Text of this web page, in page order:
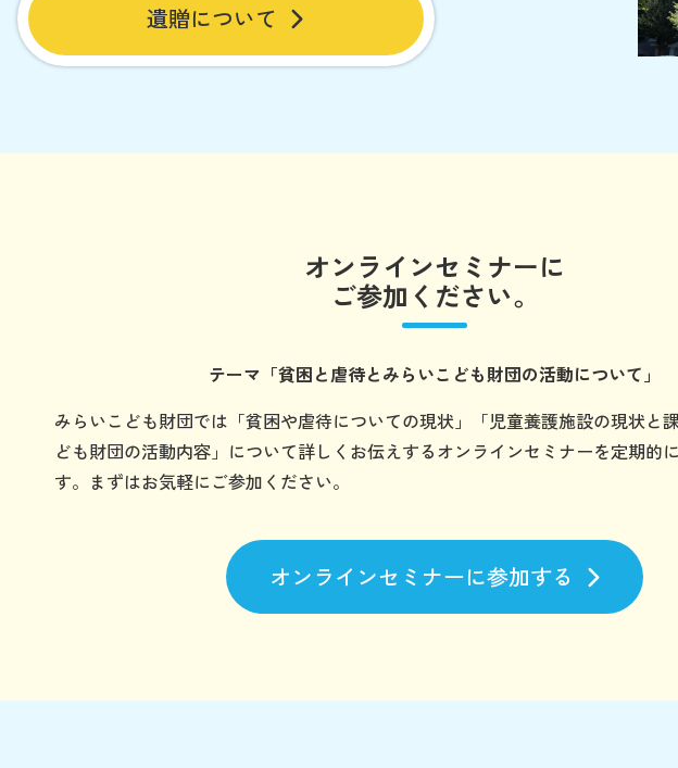
遺贈について
オンラインセミナーに
ご参加ください。
テーマ 「貧困と虐待とみらいこども財団の活動について」
みらいこども財団では「貧困や虐待についての現状」「児童養護施設の現状と
ども財団の活動内容」について詳しくお伝えするオンラインセミナーを定期的
す。まずはお気軽にご参加ください。
オンラインセミナーに参加する